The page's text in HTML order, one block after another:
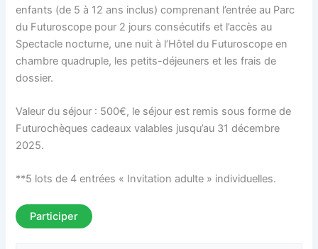
enfants (de 5 à 12 ans inclus) comprenant l’entrée au Parc
du Futuroscope pour 2 jours consécutifs et l’accès au
Spectacle nocturne, une nuit à l’Hôtel du Futuroscope en
chambre quadruple, les petits-déjeuners et les frais de
dossier.
Valeur du séjour : 500€, le séjour est remis sous forme de
Futurochèques cadeaux valables jusqu’au 31 décembre
2025.
**5 lots de 4 entrées « Invitation adulte » individuelles.
Participer